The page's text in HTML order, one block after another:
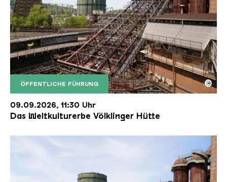
ÖFFENTLICHE FÜHRUNG
Der Erzschrägaufzug der Völklinger Hütte mit
Copyright: Weltkulturerbe Völklinger Hütte | Karl
©
09.09.2026, 11:30 Uhr
Das Weltkulturerbe Völklinger Hütte